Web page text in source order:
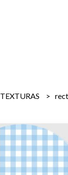
TEXTURAS